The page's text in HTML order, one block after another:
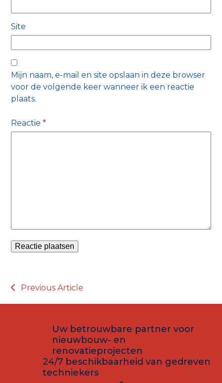
Site
Mijn naam, e-mail en site opslaan in deze browser
voor de volgende keer wanneer ik een reactie
plaats.
Reactie*
Previous Article
Uw betrouwbare partner voor
nieuwbouw- en
renovatieprojecten
24/7 beschikbaarheid van gedreven
techniekers